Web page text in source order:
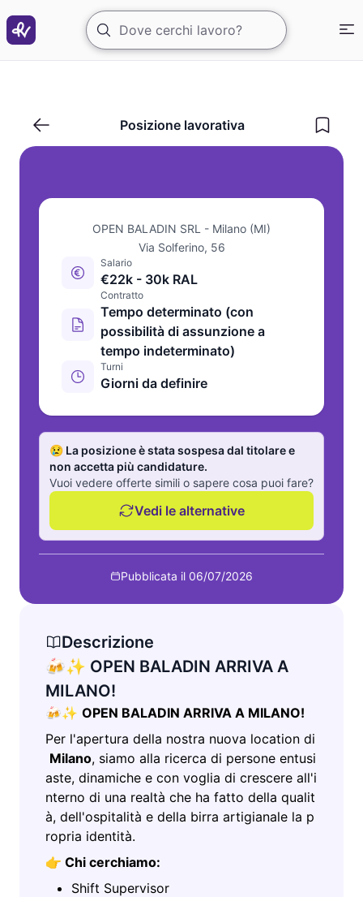
🍻✨ OPEN BALADIN ARRIVA A MILANO!
Posizione lavorativa
OPEN BALADIN SRL - Milano (MI)
Via Solferino, 56
Salario
€22k - 30k RAL
Contratto
Tempo determinato (con
possibilità di assunzione a
tempo indeterminato)
Turni
Giorni da definire
😢 La posizione è stata sospesa dal titolare e
non accetta più candidature.
Vuoi vedere offerte simili o sapere cosa puoi fare?
Vedi le alternative
Pubblicata il 06/07/2026
Descrizione
🍻✨ OPEN BALADIN ARRIVA A
MILANO!
🍻✨ OPEN BALADIN ARRIVA A MILANO!
Per l'apertura della nostra nuova location di
Milano, siamo alla ricerca di persone entusi
aste, dinamiche e con voglia di crescere all'i
nterno di una realtà che ha fatto della qualit
à, dell'ospitalità e della birra artigianale la p
ropria identità.
👉 Chi cerchiamo:
Shift Supervisor